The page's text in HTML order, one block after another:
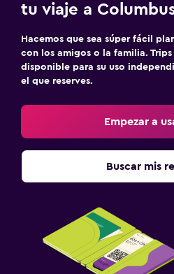
tu viaje a
Hacemos que sea súper fácil
con los amigos o la familia.
disponible para su uso
el que reserves.
Empezar a
Buscar mis